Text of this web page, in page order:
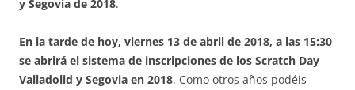
y Segovia de 2018.
En la tarde de hoy, viernes 13 de abril de 2018, a las 15:30
se abrirá el sistema de inscripciones de los Scratch Day
Valladolid y Segovia en 2018. Como otros años podéis